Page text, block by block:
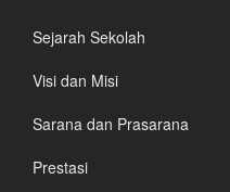
Sejarah Sekolah
Visi dan Misi
Sarana dan Prasarana
Prestasi